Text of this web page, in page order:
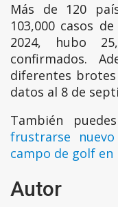
Más de 120
103,000 casos
2024, hubo
confirmados.
diferentes brotes
datos al 8 de
También
frustrarse
campo de golf en
Autor